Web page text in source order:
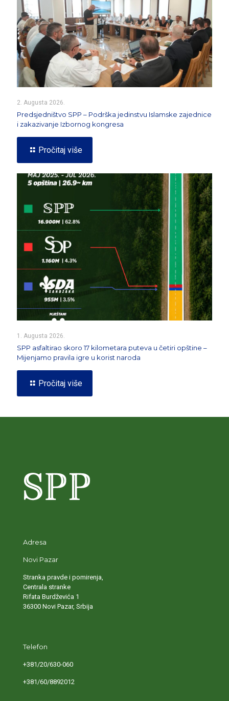
2. Augusta 2026.
Predsjedništvo SPP – Podrška jedinstvu Islamske zajednice
i zakazivanje Izbornog kongresa
Pročitaj više
1. Augusta 2026.
SPP asfaltirao skoro 17 kilometara puteva u četiri opštine –
Mijenjamo pravila igre u korist naroda
Pročitaj više
Adresa
Novi Pazar
Stranka pravde i pomirenja,
Centrala stranke
Rifata Burdževića 1
36300 Novi Pazar, Srbija
Telefon
+381/20/630-060
+381/60/8892012